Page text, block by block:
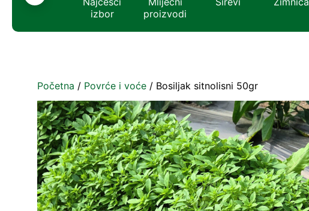
izbor
proizvodi
Početna / Povrće i voće / Bosiljak sitnolisni 50gr